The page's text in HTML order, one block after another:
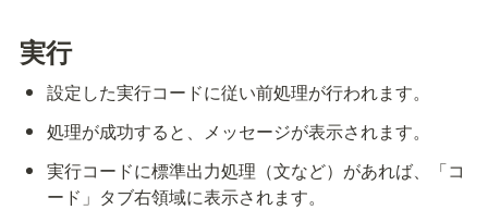
実行
設定した実行コードに従い前処理が行われます。
処理が成功すると、メッセージが表示されます。
実行コードに標準出力処理（文など）があれば、「コ
ード」タブ右領域に表示されます。